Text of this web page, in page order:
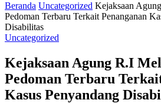
Beranda Uncategorized Kejaksaan
Pedoman Terbaru Terkait Penanganan
Disabilitas
Uncategorized
Kejaksaan Agung R.I
Pedoman Terbaru
Kasus Penyandang